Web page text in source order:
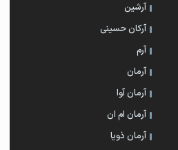
آرشین
آرکان حسینی
آرم
آرمان
آرمان آوا
آرمان ام ان
آرمان ذویا